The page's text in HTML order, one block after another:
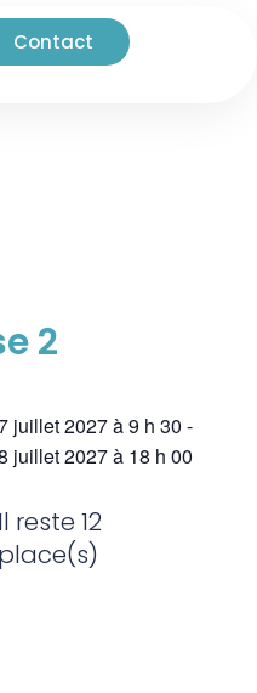
Contact
2
juillet 2027à9 h 30 -
juillet 2027à 18 h 00
Il reste 12
place(s)